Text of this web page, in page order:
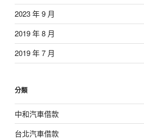
2023 年 9 月
2019 年 8 月
2019 年 7 月
分類
中和汽車借款
台北汽車借款